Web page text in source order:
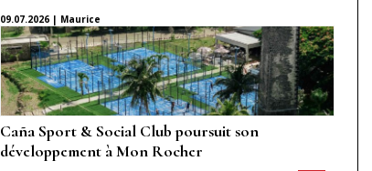
09.07.2026 | Maurice
Caña Sport & Social Club poursuit son
développement à Mon Rocher